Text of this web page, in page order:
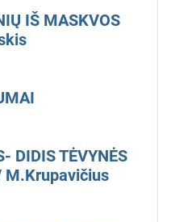
IŠ MASKVOS
DIDIS TĖVYNĖS
M.Krupavičius